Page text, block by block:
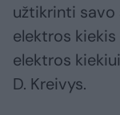
užtikrinti
elektros
elektros
D. Kreivys.